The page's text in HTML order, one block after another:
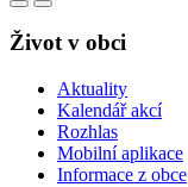
Život v obci
Aktuality
Kalendář akcí
Rozhlas
Mobilní aplikace
Informace z obce